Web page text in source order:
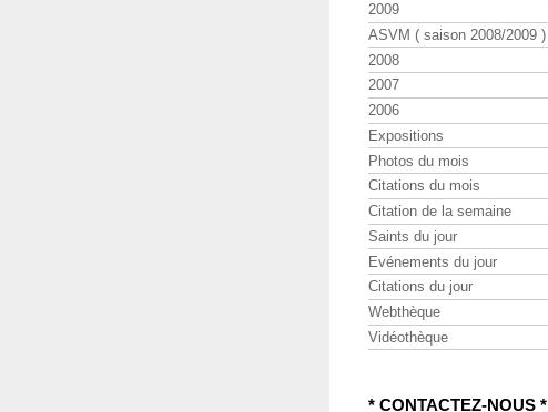
2009
ASVM ( saison 2008/2009 )
2008
2007
2006
Expositions
Photos du mois
Citations du mois
Citation de la semaine
Saints du jour
Evénements du jour
Citations du jour
Webthèque
Vidéothèque
* CONTACTEZ-NOUS *